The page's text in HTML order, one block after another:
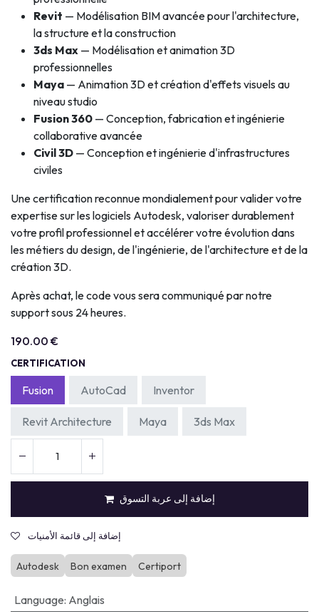
Revit — Modélisation BIM avancée pour l'architecture,
la structure et la construction
3ds Max — Modélisation et animation 3D
professionnelles
Maya — Animation 3D et création d'effets visuels au
niveau studio
Fusion 360 — Conception, fabrication et ingénierie
collaborative avancée
Civil 3D — Conception et ingénierie d'infrastructures
civiles
Une certification reconnue mondialement pour valider votre
expertise sur les logiciels Autodesk, valoriser durablement
votre profil professionnel et accélérer votre évolution dans
les métiers du design, de l'ingénierie, de l'architecture et de la
création 3D.
Après achat, le code vous sera communiqué par notre
support sous 24 heures.
190.00 €
CERTIFICATION
Fusion AutoCad Inventor
Revit Architecture Maya 3ds Max
إضافة إلى عربة التسوق
إضافة إلى قائمة الأمنيات
Autodesk Bon examen Certiport
Language: Anglais